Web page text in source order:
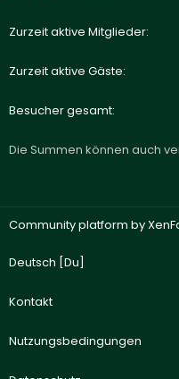
Zurzeit aktive Mitglieder
Zurzeit aktive Gäste
Besucher gesamt
Die Summen können auch
Community platform by
Deutsch [Du]
Kontakt
Nutzungsbedingungen